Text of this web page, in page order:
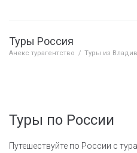
Туры Россия
Анекс турагентство / Туры из
Туры по России
Путешествуйте по России с